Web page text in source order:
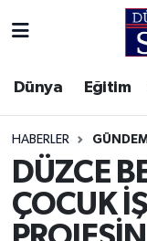
Dünya Eğitim
HABERLER
DÜZCE
ÇOCUK
Gizlilik
İletişim
Künye
Akçakoca
Akçakoca
Süper Lig